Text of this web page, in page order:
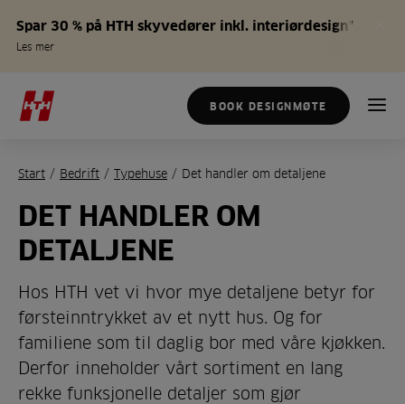
Spar 30 % på HTH skyvedører inkl. interiørdesign*
Les mer
BOOK DESIGNMØTE
Start / Bedrift / Typehuse / Det handler om detaljene
DET HANDLER OM
DETALJENE
Hos HTH vet vi hvor mye detaljene betyr for
førsteinntrykket av et nytt hus. Og for
familiene som til daglig bor med våre kjøkken.
Derfor inneholder vårt sortiment en lang
rekke funksjonelle detaljer som gjør